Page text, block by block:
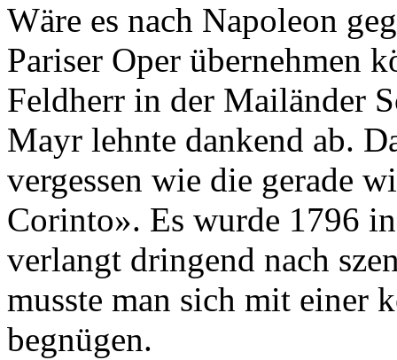
Wäre es nach Napoleon
Pariser Oper übernehmen
Feldherr in der Mailänder
Mayr lehnte dankend ab.
vergessen wie die gerade
Corinto». Es wurde 1796
verlangt dringend nach
musste man sich mit einer
begnügen.